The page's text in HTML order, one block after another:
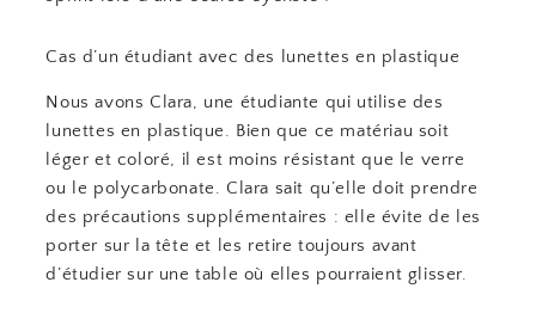
Cas d’un étudiant avec des lunettes en plastique
Nous avons Clara, une étudiante qui utilise des
lunettes en plastique. Bien que ce matériau soit
léger et coloré, il est moins résistant que le verre
ou le polycarbonate. Clara sait qu’elle doit prendre
des précautions supplémentaires : elle évite de les
porter sur la tête et les retire toujours avant
d’étudier sur une table où elles pourraient glisser.